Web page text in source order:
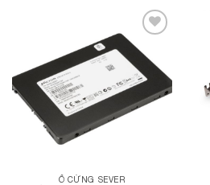
Add to
Wishlist
Ổ CỨNG SEVER